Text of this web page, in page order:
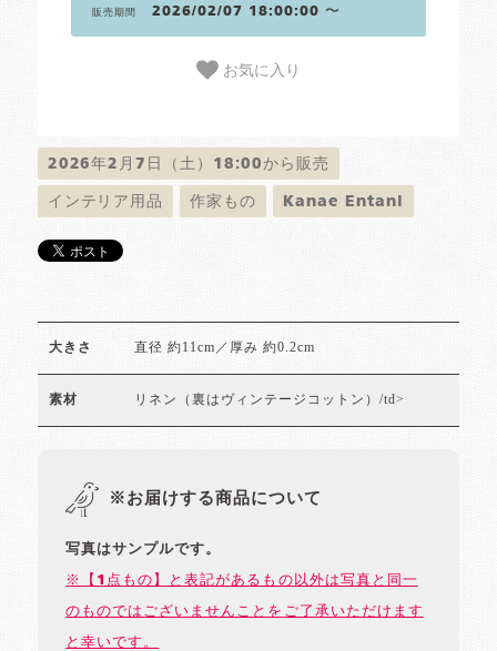
販売期間 2026/02/07 18:00:00 〜
お気に入り
2026年2月7日（土）18:00から販売
インテリア用品 作家もの Kanae Entani
大きさ 直径 約11cm／厚み 約0.2cm
素材 リネン（裏はヴィンテージコットン）/td>
※お届けする商品について
写真はサンプルです。
※【1点もの】と表記があるもの以外は写真と同一
のものではございませんことをご了承いただけます
と幸いです。